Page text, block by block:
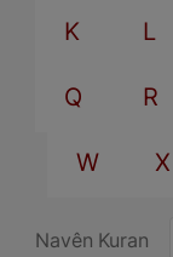
K L
Q R
W X
Navên Kuran